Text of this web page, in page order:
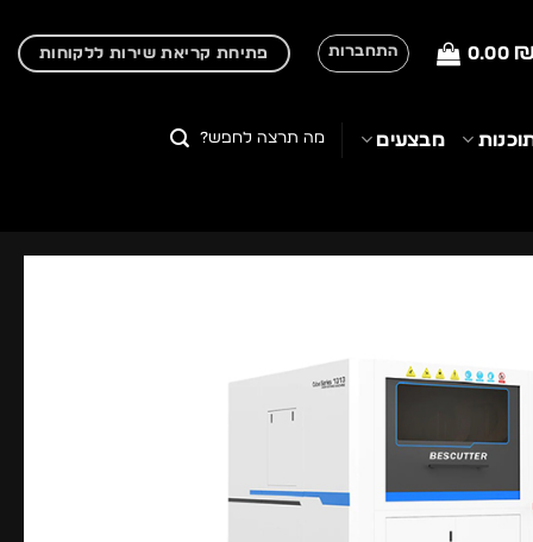
0.00 התחברות פתיחת קריאת שירות ללקוחות
מבצעים